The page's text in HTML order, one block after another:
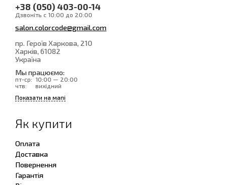
+38 (050) 403-00-14
Дзвоніть с 10:00 до 20:00
salon.colorcode@gmail.com
пр. Героїв Харкова, 210
Харків, 61082
Україна
Мы працюємо:
пт-ср: 10:00 — 20:00
чтв:
вихідний
Показати на мапі
Як купити
Оплата
Доставка
Повернення
Гарантія